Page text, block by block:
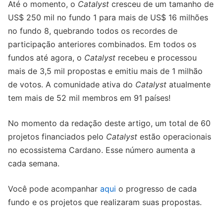
Até o momento, o Catalyst cresceu de um tamanho de
US$ 250 mil no fundo 1 para mais de US$ 16 milhões
no fundo 8, quebrando todos os recordes de
participação anteriores combinados. Em todos os
fundos até agora, o Catalyst recebeu e processou
mais de 3,5 mil propostas e emitiu mais de 1 milhão
de votos. A comunidade ativa do Catalyst atualmente
tem mais de 52 mil membros em 91 países!
No momento da redação deste artigo, um total de 60
projetos financiados pelo Catalyst estão operacionais
no ecossistema Cardano. Esse número aumenta a
cada semana.
Você pode acompanhar aqui o progresso de cada
fundo e os projetos que realizaram suas propostas.